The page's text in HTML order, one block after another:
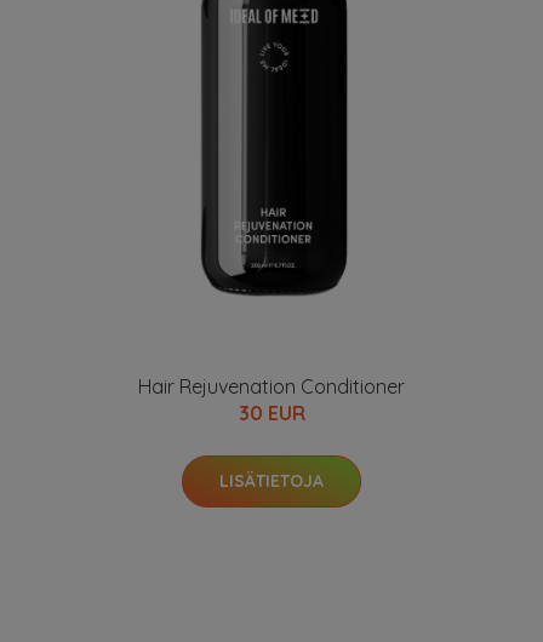
Hair Rejuvenation Conditioner
30 EUR
LISÄTIETOJA